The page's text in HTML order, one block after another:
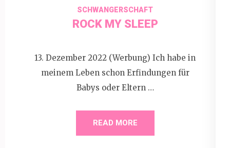
SCHWANGERSCHAFT
ROCK MY SLEEP
13. Dezember 2022 (Werbung) Ich habe in
meinem Leben schon Erfindungen für
Babys oder Eltern …
READ MORE